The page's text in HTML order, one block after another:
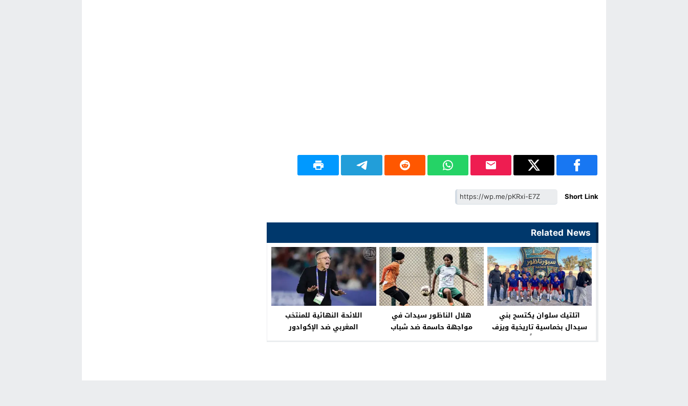
Short Link
Related News
اتلتيك سلوان يكتسح بني
سيدال بخماسية تاريخية ويزف
“النهضة” رسمياً إلى قسم
هلال الناظور سيدات في
مواجهة حاسمة ضد شباب
اللائحة النهائية للمنتخب
المغربي ضد الإكوادور